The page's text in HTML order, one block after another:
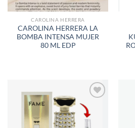
CAROLINA HERRERA
CAROLINA HERRERA LA
BOMBA INTENSA MUJER
80 ML EDP
AÑADIR
A LA